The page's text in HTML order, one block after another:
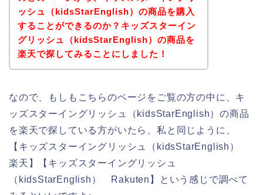
ッシュ（kidsStarEnglish）の商品を購入
することができるのか？キッズスターイン
グリッシュ（kidsStarEnglish）の商品を
楽天で探してみることにしました！
なので、もしもこちらのページをご覧の方の中に、キ
ッズスターイングリッシュ（kidsStarEnglish）の商品
を楽天で探している方がいたら、私と同じように、
【キッズスターイングリッシュ（kidsStarEnglish）
楽天】【キッズスターイングリッシュ
（kidsStarEnglish） Rakuten】という感じで調べて